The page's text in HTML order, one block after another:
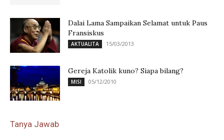
Dalai Lama Sampaikan Selamat untuk Paus
Fransiskus
AKTUALITA 15/03/2013
Gereja Katolik kuno? Siapa bilang?
MISI 05/12/2010
Tanya Jawab